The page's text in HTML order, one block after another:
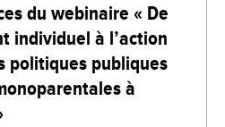
du webinaire « De
individuel à l’action
politiques publiques
à